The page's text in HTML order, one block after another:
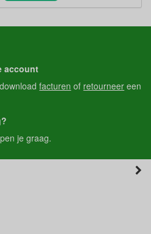
account
facturen of retourneer een
je graag.